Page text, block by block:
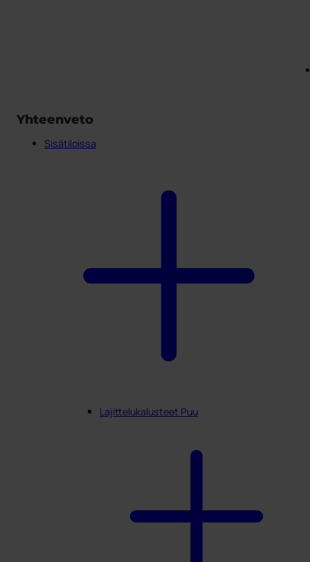
Yhteenveto
Sisätiloissa
Lajittelukalusteet Puu